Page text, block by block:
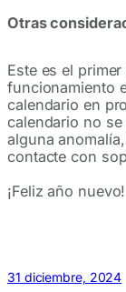
Otras
Este es el
funcionamiento
calendario en
calendario no
alguna
contacte con
¡Feliz año nuevo!
31 diciembre, 2024